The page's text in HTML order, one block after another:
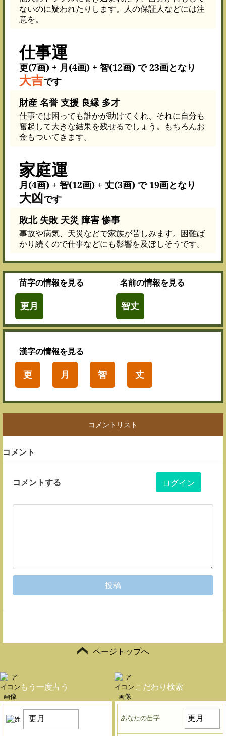
ないのに疑われたりします。人の保証人などには注
意を。
仕事運
更(7画) + 月(4画) + 智(12画) で 23画となり
大吉です
財産 名誉 支援 良縁 多才
仕事では困っても誰かが助けてくれ、それに自分も
奮起して大きな結果を残せるでしょう。もちろんお
金もついてきます。
家庭運
月(4画) + 智(12画) + 丈(3画) で 19画となり
大凶です
敗北 失敗 天災 障害 惨事
事故や病気、天災などで家族が苦しみます。困難ば
かり続くので仕事などにも影響を及ぼしそうです。
苗字の情報を見る
更月
名前の情報を見る
智丈
漢字の情報を見る
更 月 智 丈
コメントリスト
コメント
コメントする ログイン
投稿
ページトップへ
もう一度占う こだわり検索
あなたの苗字